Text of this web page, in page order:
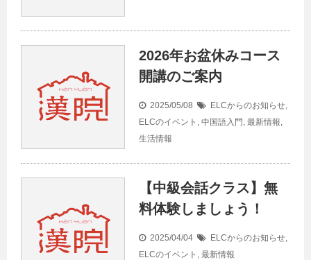
2026年お盆休みコース
開講のご案内
2025/05/08 ELCからのお知らせ,
ELCのイベント , 中国語入門 , 最新情報,
生活情報
【中級会話クラス】無
料体験しましょう！
2025/04/04 ELCからのお知らせ,
ELCのイベント , 最新情報